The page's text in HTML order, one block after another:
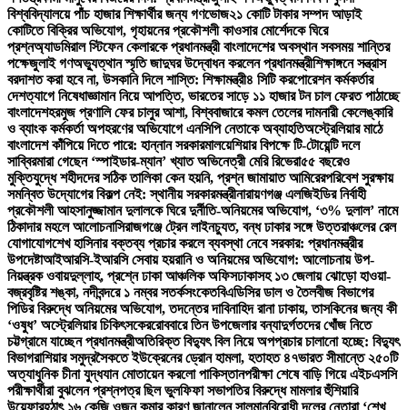
বিশ্ববিদ্যালয়ে পাঁচ হাজার শিক্ষার্থীর জন্য গণভোজ২১ কোটি টাকার সম্পদ আড়াই
কোটিতে বিক্রির অভিযোগ, গৃহায়নের প্রকৌশলী কাওসার মোর্শেদকে ঘিরে
প্রশ্নঅ্যাডমিরাল স্টিফেন কেলারকে প্রধানমন্ত্রী বাংলাদেশের অবস্থান সবসময় শান্তির
পক্ষেজুলাই গণঅভ্যুত্থান স্মৃতি জাদুঘর উদ্বোধন করলেন প্রধানমন্ত্রীশিক্ষাঙ্গনে সন্ত্রাস
বরদাশত করা হবে না, উসকানি দিলে শাস্তি: শিক্ষামন্ত্রী৪ সিটি করপোরেশন কর্মকর্তার
দেশত্যাগে নিষেধাজ্ঞামান নিয়ে আপত্তি, ভারতের সাড়ে ১১ হাজার টন চাল ফেরত পাঠাচ্ছে
বাংলাদেশহরমুজ প্রণালি ফের চালুর আশা, বিশ্ববাজারে কমল তেলের দামনারী কেলেঙ্কারি
ও ব্যাংক কর্মকর্তা অপহরণের অভিযোগে এনসিপি নেতাকে অব্যাহতিঅস্ট্রেলিয়ার মাঠে
বাংলাদেশ কাঁপিয়ে দিতে পারে: হান্নান সরকারমালয়েশিয়ার বিপক্ষে টি-টোয়েন্টি দলে
সাব্বিরমারা গেছেন ‘স্পাইডার-ম্যান’ খ্যাত অভিনেত্রী মেরি রিভেরা৫৫ বছরেও
মুক্তিযুদ্ধে শহীদদের সঠিক তালিকা কেন হয়নি, প্রশ্ন জামায়াত আমিরেরপরিবেশ সুরক্ষায়
সমন্বিত উদ্যোগের বিকল্প নেই: স্থানীয় সরকারমন্ত্রীনারায়ণগঞ্জ এলজিইডির নির্বাহী
প্রকৌশলী আহসানুজ্জামান দুলালকে ঘিরে দুর্নীতি-অনিয়মের অভিযোগ, ‘৩% দুলাল’ নামে
ঠিকাদার মহলে আলোচনাসিরাজগঞ্জে ট্রেন লাইনচ্যুত, বন্ধ ঢাকার সঙ্গে উত্তরাঞ্চলের রেল
যোগাযোগশেখ হাসিনার বক্তব্য প্রচার করলে ব্যবস্থা নেবে সরকার: প্রধানমন্ত্রীর
উপদেষ্টাআইআরসি-ইআরসি সেবায় হয়রানি ও অনিয়মের অভিযোগ: আলোচনায় উপ-
নিয়ন্ত্রক ওবায়দুল্লাহ, প্রশ্নে ঢাকা আঞ্চলিক অফিসঢাকাসহ ১৩ জেলায় ঝোড়ো হাওয়া-
বজ্রবৃষ্টির শঙ্কা, নদীবন্দরে ১ নম্বর সতর্কসংকেতবিএডিসির ডাল ও তৈলবীজ বিভাগের
পিডির বিরুদ্ধে অনিয়মের অভিযোগ, তদন্তের দাবিনাহিদ রানা ঢাকায়, তাসকিনের জন্য কী
‘ওষুধ’ অস্ট্রেলিয়ার চিকিৎসকেররোববারে তিন উপজেলার বন্যাদুর্গতদের খোঁজ নিতে
চট্টগ্রামে যাচ্ছেন প্রধানমন্ত্রীঅতিরিক্ত বিদ্যুৎ বিল নিয়ে অপপ্রচার চালানো হচ্ছে: বিদ্যুৎ
বিভাগরাশিয়ার সমুদ্রসৈকতে ইউক্রেনের ড্রোন হামলা, হতাহত ৪৭ভারত সীমান্তে ২৫০টি
অত্যাধুনিক চীনা যুদ্ধযান মোতায়েন করলো পাকিস্তানপরীক্ষা শেষে বাড়ি গিয়ে এইচএসসি
পরীক্ষার্থীরা বুঝলেন প্রশ্নপত্র ছিল ভুলফিফা সভাপতির বিরুদ্ধে মামলার হুঁশিয়ারি
উয়েফারহঠাৎ ১৬ কেজি ওজন কমার কারণ জানালেন সালমানবিরোধী দলের নেতারা ‘শেখ